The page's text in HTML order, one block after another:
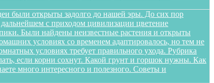
были открыты задолго до нашей эры. До сих пор
дальнейшем с приходом цивилизации цветение
Были найдены неизвестные растения и открыты
условиях со временем адаптировалось, но тем не
условиях требует правильного ухода. Рубрика
если корни сохнут. Какой грунт и горшок нужны. Как
много интересного и полезного. Советы и